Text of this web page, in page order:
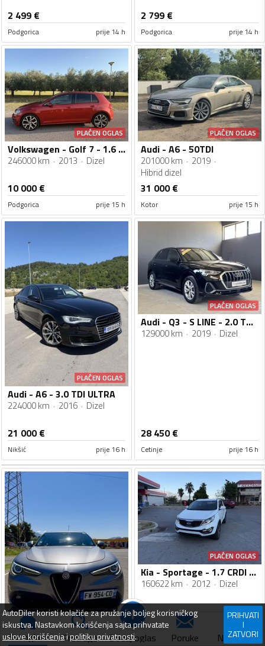
2 499 €
Podgorica prije 14 h
2 799 €
Podgorica prije 14 h
PLAĆEN OGLAS
Volkswagen - Golf 7 - 1.6 TDI
246000 km 2013 Dizel
10 000€
Podgorica prije 15 h
PLAĆEN OGLAS
Audi - A6 - 50TDI
201000 km
2019
Hibrid dizel
31 000€
Kotor prije 15 h
PLAĆEN OGLAS
Audi - A6 - 3.0 TDI ULTRA
224000 km 2016 Dizel
21 000€
Nikšić prije 16 h
PLAĆEN OGLAS
Audi - Q3 - S LINE - 2.0 TDI - 150 KS
129000 km 2019 Dizel
28 450€
Cetinje prije 16 h
PLAĆEN OGLAS
Alfa Romeo - Stelvio - 2.2 TDI
PLAĆEN OGLAS
Kia - Sportage - 1.7 CRDI 2WD
160622 km 2012 Dizel
Svi oglasi Pretraga Dodaj oglas Poruke Navigacija
AutoDilerkoristi kolačiće za pružanje boljeg korisničkog
iskustva. Nastavkom korišćenja sajta prihvatate
uslove korišćenjaipolitiku privatnosti.
PRIHVATI
I
ZATVORI